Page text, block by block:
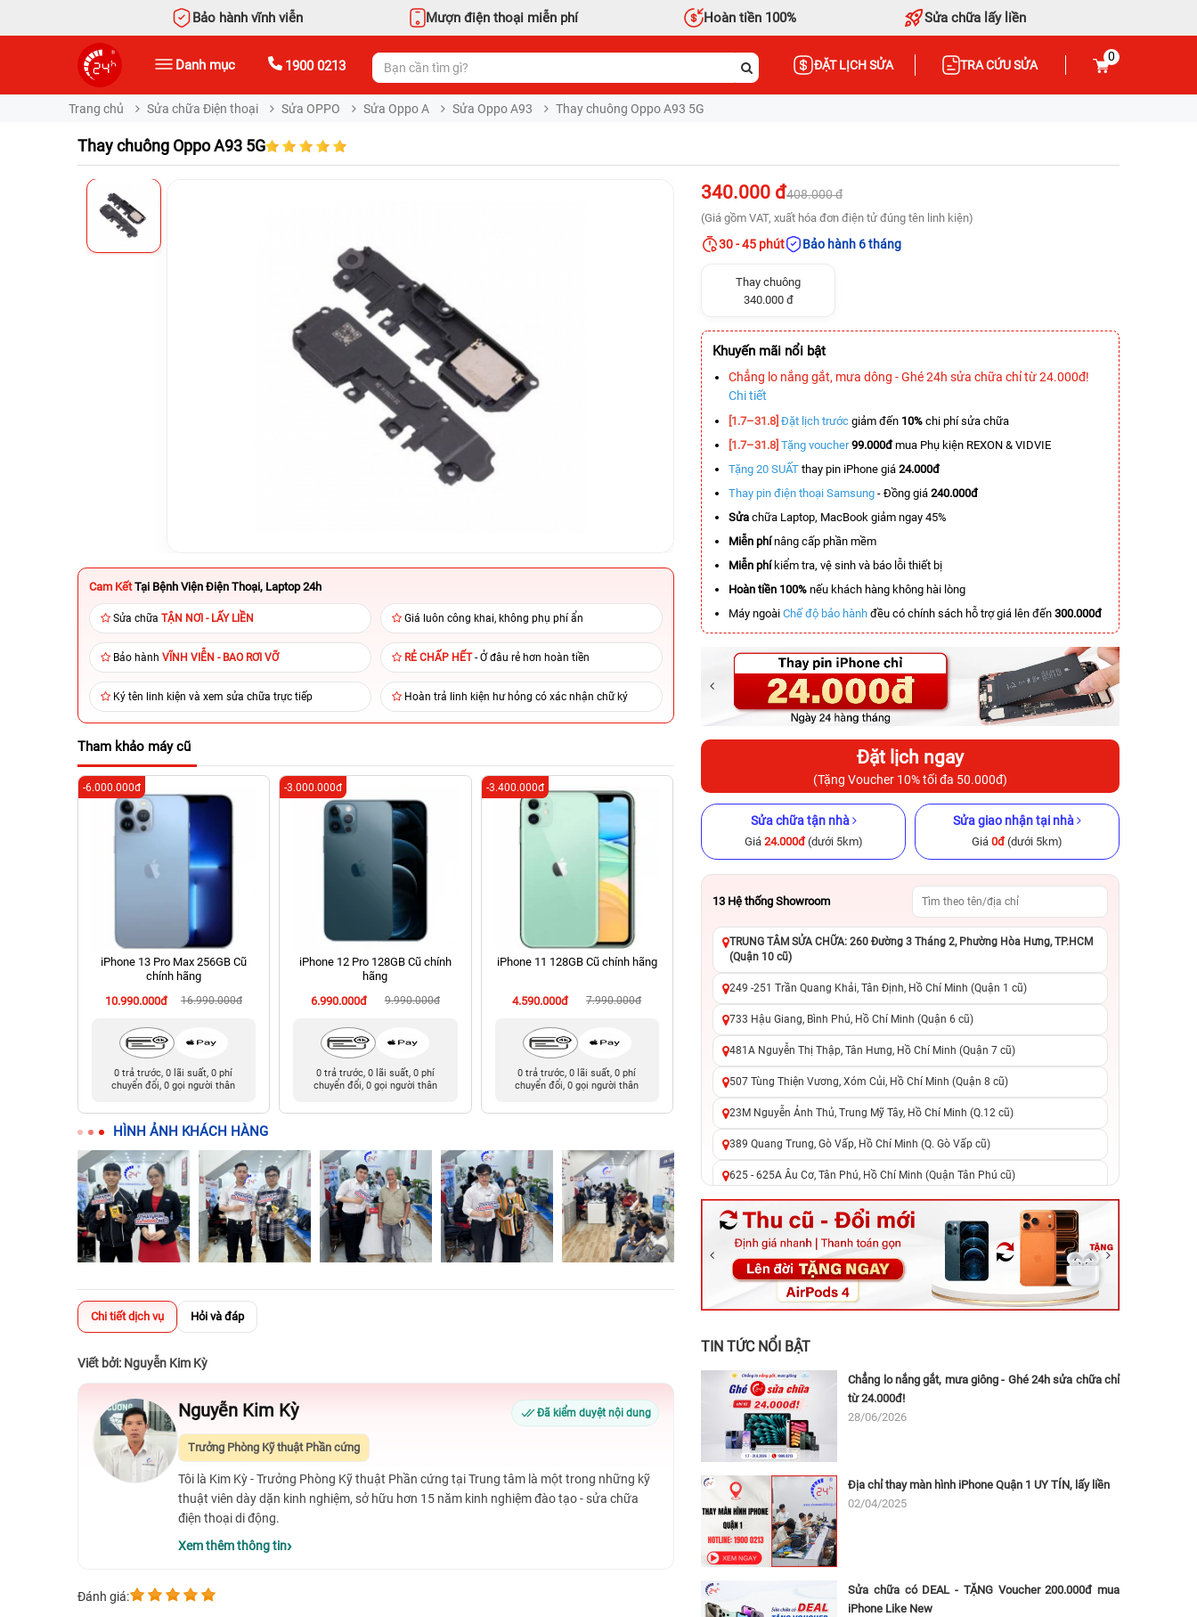
Bảo hành vĩnh viễn Mượn điện thoại miễn phí Hoàn tiền 100% Sửa chữa lấy liền
Danh mục 1900 0213 ĐẶT LỊCH SỬA TRA CỨU SỬA
0
Trang chủ Sửa chữa Điện thoại Sửa OPPO Sửa Oppo A Sửa Oppo A93 Thay chuông Oppo A93 5G
Thay chuông Oppo A93 5G
Cam Kết Tại Bệnh Viện Điện Thoại, Laptop 24h
Sửa chữa TẬN NƠI - LẤY LIỀN Giá luôn công khai, không phụ phí ẩn
Bảo hành VĨNH VIỄN - BAO RƠI VỠ RẺ CHẤP HẾT- Ở đâu rẻ hơn hoàn tiền
Ký tên linh kiện và xem sửa chữa trực tiếp Hoàn trả linh kiện hư hỏng có xác nhận chữ ký
Tham khảo máy cũ
iPhone 13 Pro Max 256GB Cũ
chính hãng
10.990.000đ
16.990.000đ
-6.000.000đ
0 trả trước, 0 lãi suất, 0 phí
chuyển đổi, 0 gọi người thân
iPhone 12 Pro 128GB Cũ chính
hãng
6.990.000đ
9.990.000đ
-3.000.000đ
0 trả trước, 0 lãi suất, 0 phí
chuyển đổi, 0 gọi người thân
iPhone 11 128GB Cũ chính hãng
4.590.000đ 7.990.000đ
-3.400.000đ
0 trả trước, 0 lãi suất, 0 phí
chuyển đổi, 0 gọi người thân
iPhone 13 256GB Cũ chính hãng
9.090.000đ 11.990.000đ
-2.900.000đ
chuyển đổi, 0 gọi người thân
chính hãng
11.490.000đ
17.990.000đ
-6.500.000đ
chuyển đổi, 0 gọi người thân
-3.100.000đ
HÌNH ẢNH KHÁCH HÀNG
Chi tiết dịch vụ Hỏi và đáp
Viết bởi: Nguyễn Kim Kỳ
Nguyễn Kim Kỳ Đã kiểm duyệt nội dung
Trưởng Phòng Kỹ thuật Phần cứng
Tôi là Kim Kỳ - Trưởng Phòng Kỹ thuật Phần cứng tại Trung tâm là một trong những kỹ
thuật viên dày dặn kinh nghiệm, sở hữu hơn 15 năm kinh nghiệm đào tạo - sửa chữa
điện thoại di động.
Xem thêm thông tin
Đánh giá:
340.000 đ408.000 đ
(Giá gồm VAT, xuất hóa đơn điện tử đúng tên linh kiện)
30 - 45 phút Bảo hành 6 tháng
Thay chuông
340.000 đ
Khuyến mãi nổi bật
Chẳng lo nắng gắt, mưa dông - Ghé 24h sửa chữa chỉ từ 24.000đ!
Chi tiết
[1.7–31.8] Đặt lịch trước giảm đến 10% chi phí sửa chữa
[1.7–31.8] Tặng voucher 99.000đmua Phụ kiện REXON & VIDVIE
Tặng 20 SUẤT thay pin iPhone giá 24.000đ
Thay pin điện thoại Samsung - Đồng giá 240.000đ
Sửa chữa Laptop, MacBook giảm ngay 45%
Miễn phínâng cấp phần mềm
Miễn phíkiểm tra, vệ sinh và báo lỗi thiết bị
Hoàn tiền 100% nếu khách hàng không hài lòng
Máy ngoài Chế độ bảo hành đều có chính sách hỗ trợ giá lên đến 300.000đ
Đặt lịch ngay
(Tặng Voucher 10% tối đa 50.000đ)
Sửa chữa tận nhà
Giá 24.000đ(dưới 5km)
Sửa giao nhận tại nhà
Giá 0đ(dưới 5km)
13 Hệ thống Showroom
TRUNG TÂM SỬA CHỮA: 260 Đường 3 Tháng 2, Phường Hòa Hưng, TP.HCM
(Quận 10 cũ)
249 -251 Trần Quang Khải, Tân Định, Hồ Chí Minh (Quận 1 cũ)
733 Hậu Giang, Bình Phú, Hồ Chí Minh (Quận 6 cũ)
481A Nguyễn Thị Thập, Tân Hưng, Hồ Chí Minh (Quận 7 cũ)
507 Tùng Thiện Vương, Xóm Củi, Hồ Chí Minh (Quận 8 cũ)
23M Nguyễn Ảnh Thủ, Trung Mỹ Tây, Hồ Chí Minh (Q.12 cũ)
389 Quang Trung, Gò Vấp, Hồ Chí Minh (Q. Gò Vấp cũ)
625 - 625A Âu Cơ, Tân Phú, Hồ Chí Minh (Quận Tân Phú cũ)
326 Lê Văn Việt, Tăng Nhơn Phú, Hồ Chí Minh (Q.9 TP. Thủ Đức cũ)
256 Võ Văn Ngân, Thủ Đức, Hồ Chí Minh (Bình Thọ, TP. Thủ Đức Cũ)
70 Nguyễn An Ninh, Dĩ An, Hồ Chí Minh (Bình Dương Cũ)
24h Vũng Tàu: 162A Ba Cu, Vũng Tàu, Hồ Chí Minh (TP. Vũng Tàu cũ)
TIN TỨC NỔI BẬT
Chẳng lo nắng gắt, mưa giông - Ghé 24h sửa chữa chỉ
từ 24.000đ!
28/06/2026
Địa chỉ thay màn hình iPhone Quận 1 UY TÍN, lấy liền
02/04/2025
Sửa chữa có DEAL - TẶNG Voucher 200.000đ mua
iPhone Like New